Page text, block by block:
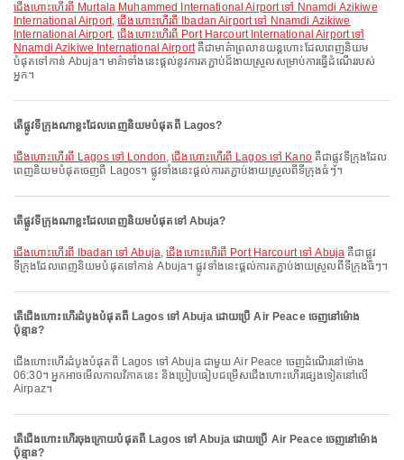
ជើងហោះហើរពី Murtala Muhammed International Airport ទៅ Nnamdi Azikiwe
International Airport,ជើងហោះហើរពី Ibadan Airport ទៅ Nnamdi Azikiwe
International Airport,ជើងហោះហើរពី Port Harcourt International Airport ទៅ
Nnamdi Azikiwe International Airportគឺជាមាគ៌ាព្រលានយន្តហោះដែលពេញនិយម
បំផុតទៅកាន់ Abuja។ មាគ៌ាទាំងនេះផ្តល់នូវការតភ្ជាប់ដ៏ងាយស្រួលសម្រាប់ការធ្វើដំណើររបស់
អ្នក។
តើផ្លូវទីក្រុងណាខ្លះដែលពេញនិយមបំផុតពី Lagos?
ជើងហោះហើរពី Lagos ទៅ London,ជើងហោះហើរពី Lagos ទៅ Kanoគឺជាផ្លូវទីក្រុងដែល
ពេញនិយមបំផុតចេញពី Lagos។ ផ្លូវទាំងនេះផ្តល់ការតភ្ជាប់ងាយស្រួលពីទីក្រុងធំៗ។
តើផ្លូវទីក្រុងណាខ្លះដែលពេញនិយមបំផុតទៅ Abuja?
ជើងហោះហើរពី Ibadan ទៅ Abuja,ជើងហោះហើរពី Port Harcourt ទៅ Abuja គឺជាផ្លូវ
ទីក្រុងដែលពេញនិយមបំផុតទៅកាន់ Abuja។ ផ្លូវទាំងនេះផ្តល់ការតភ្ជាប់ងាយស្រួលពីទីក្រុងធំៗ។
តើជើងហោះហើរដំបូងបំផុតពី Lagos ទៅ Abuja ដោយប្រើ Air Peace ចេញនៅម៉ោង
ប៉ុន្មាន?
ជើងហោះហើរដំបូងបំផុតពី Lagos ទៅ Abuja ជាមួយ Air Peace ចេញដំណើរនៅម៉ោង
06:30។ អ្នកអាចមើលកាលវិភាគនេះ និងប្រៀបធៀបជម្រើសជើងហោះហើរផ្សេងទៀតនៅលើ
Airpaz។
តើជើងហោះហើរចុងក្រោយបំផុតពី Lagos ទៅ Abuja ដោយប្រើ Air Peace ចេញនៅម៉ោង
ប៉ុន្មាន?